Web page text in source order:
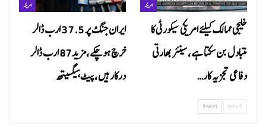
امریکہ
ایران جنگ پر 37.5 ارب ڈالر
خرچ ہوچکے،مزید87 ارب ڈالر
درکارہیں،پیٹ ہیگسیتھ
امریکہ
خلیجی ممالک کیلئے امریکی سیکورٹی کا
متبادل بن سکتا ہے ،سینئر بھارتی
دفاعی تجزیہ کار…
NEXT